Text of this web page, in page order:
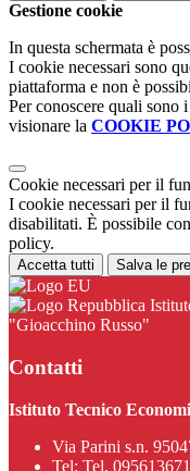
Gestione cookie
In questa schermata è
I cookie necessari sono
piattaforma e non è
Per conoscere quali sono
visionare la COOKIE
Cookie necessari per il
I cookie necessari per il
disabilitati. È possibile
policy.
Accetta tutti Salva le
"Gioacchino Russo"
Contatti
Istituto Tecnico
Via Parini s.n.
Tel: Tel.